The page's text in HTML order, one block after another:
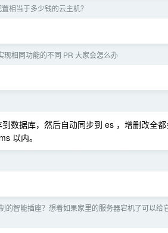
相当于多少钱的云主机？
现相同功能的不同 PR 大家会怎么办
数据库，然后自动同步到 es ，增删改全
以内。
的智能插座？想着如果家里的服务器宕机了可以给